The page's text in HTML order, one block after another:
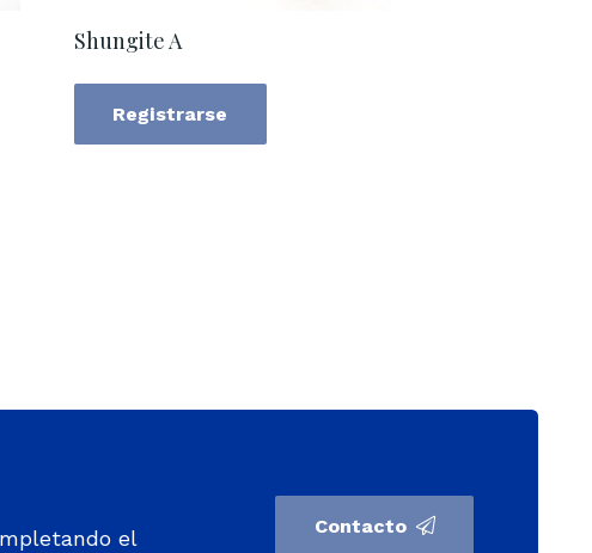
Shungite A
Registrarse
el
Contacto